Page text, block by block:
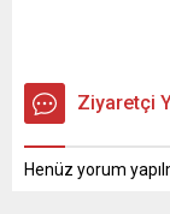
Ziyaretçi
Henüz yorum